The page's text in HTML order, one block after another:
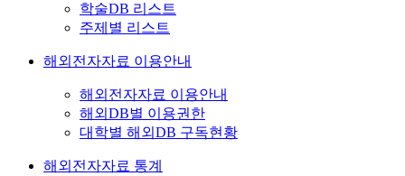
학술DB 리스트
주제별 리스트
해외전자자료 이용안내
해외전자자료 이용안내
해외DB별 이용권한
대학별 해외DB 구독현황
해외전자자료 통계